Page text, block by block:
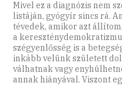
Mivel ez a diagnózis nem
listáján, gyógyír sincs rá.
tévedek, amikor azt
a
szégyenlősség is a
inkább velünk született
válhatnak vagy
annak hiányával. Viszont